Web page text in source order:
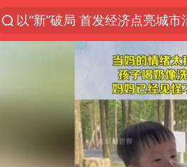
以“新”破局 首发经济点亮城市
台风白海豚进入48小时警戒线
佛得角门将亮相智利俱乐部主
中方回应是否在太平洋海底开
看守所辅警收受10万获刑1年
宇树科技发行价格150.80元/股